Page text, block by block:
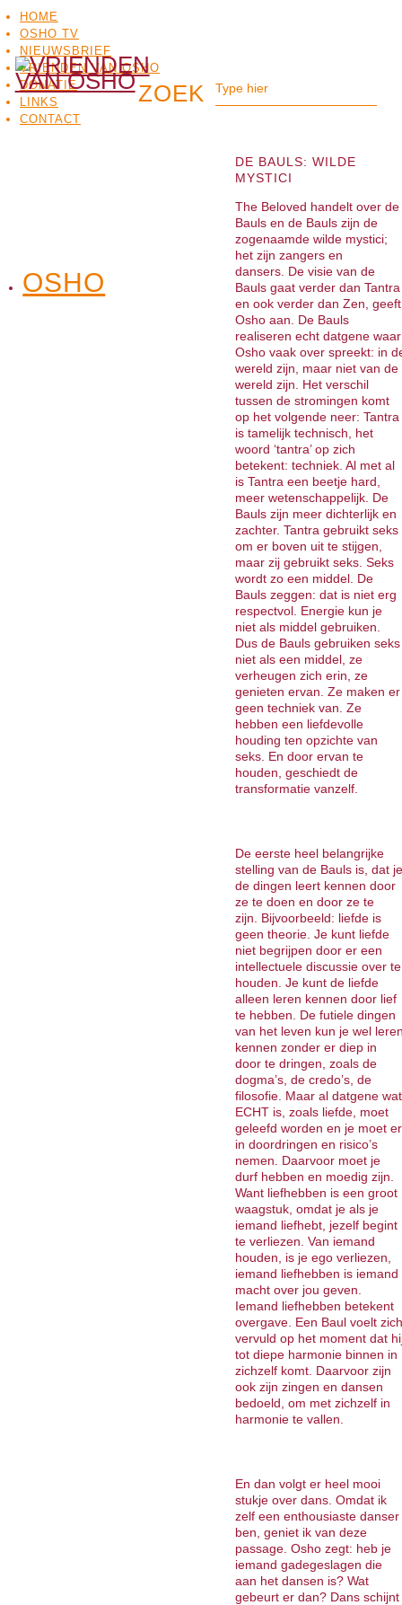
HOME
OSHO TV
NIEUWSBRIEF
VRIENDEN VAN OSHO
DONATIE
LINKS
CONTACT
OSHOOSHO MEDITATIE
DE BAULS: WILDE
MYSTICI
The Beloved handelt over de
Bauls en de Bauls zijn de
zogenaamde wilde mystici;
het zijn zangers en
dansers. De visie van de
Bauls gaat verder dan Tantra
en ook verder dan Zen, geeft
Osho aan. De Bauls
realiseren echt datgene waar
Osho vaak over spreekt: in
wereld zijn, maar niet van de
wereld zijn. Het verschil
tussen de stromingen komt
op het volgende neer: Tantra
is tamelijk technisch, het
woord ‘tantra’ op zich
betekent: techniek. Al met al
is Tantra een beetje hard,
meer wetenschappelijk. De
Bauls zijn meer dichterlijk en
zachter. Tantra gebruikt seks
om er boven uit te stijgen,
maar zij gebruikt seks. Seks
wordt zo een middel. De
Bauls zeggen: dat is niet erg
respectvol. Energie kun je
niet als middel gebruiken.
Dus de Bauls gebruiken seks
niet als een middel, ze
verheugen zich erin, ze
genieten ervan. Ze maken er
geen techniek van. Ze
hebben een liefdevolle
houding ten opzichte van
seks. En door ervan te
houden, geschiedt de
transformatie vanzelf.
De eerste heel belangrijke
stelling van de Bauls is, dat je
de dingen leert kennen door
ze te doen en door ze te
zijn. Bijvoorbeeld: liefde is
geen theorie. Je kunt liefde
niet begrijpen door er een
intellectuele discussie over te
houden. Je kunt de liefde
alleen leren kennen door lief
te hebben. De futiele dingen
van het leven kun je wel
kennen zonder er diep in
door te dringen, zoals de
dogma’s, de credo’s, de
filosofie. Maar al datgene wat
ECHT is, zoals liefde, moet
geleefd worden en je moet er
in doordringen en risico’s
nemen. Daarvoor moet je
durf hebben en moedig zijn.
Want liefhebben is een groot
waagstuk, omdat je als je
iemand liefhebt, jezelf begint
te verliezen. Van iemand
houden, is je ego verliezen,
iemand liefhebben is iemand
macht over jou geven.
Iemand liefhebben betekent
overgave. Een Baul voelt zich
vervuld op het moment dat
tot diepe harmonie binnen in
zichzelf komt. Daarvoor zijn
ook zijn zingen en dansen
bedoeld, om met zichzelf in
harmonie te vallen.
En dan volgt er heel mooi
stukje over dans. Omdat ik
zelf een enthousiaste danser
ben, geniet ik van deze
passage. Osho zegt: heb je
iemand gadegeslagen die
aan het dansen is? Wat
gebeurt er dan? Dans schijnt